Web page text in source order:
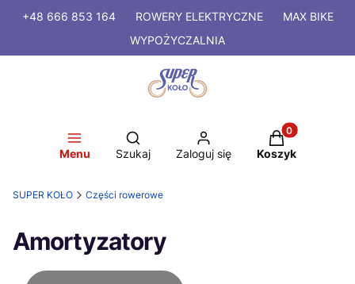
+48 666 853 164 ROWERYELEKTRYCZNE
MAX BIKE
WYPOŻYCZALNIA
Menu
Otwórz wyszukiwarkę
Szukaj Zaloguj się
Produkty w
Koszyk
SUPER KOŁO Części rowerowe
Amortyzatory